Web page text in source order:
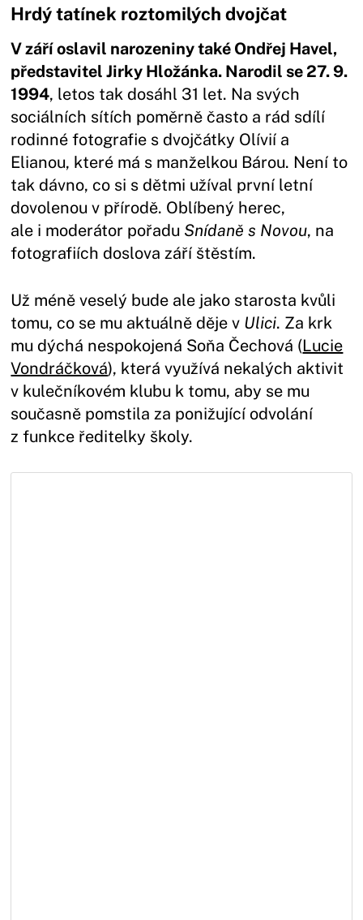
Hrdý tatínek roztomilých dvojčat
V září oslavil narozeniny také Ondřej Havel,
představitel Jirky Hložánka. Narodil se 27. 9.
1994, letos tak dosáhl 31 let. Na svých
sociálních sítích poměrně často a rád sdílí
rodinné fotografie s dvojčátky Olívií a
Elianou, které má s manželkou Bárou. Není to
tak dávno, co si s dětmi užíval první letní
dovolenou v přírodě. Oblíbený herec,
ale i moderátor pořadu Snídaně s Novou, na
fotografiích doslova září štěstím.
Už méně veselý bude ale jako starosta kvůli
tomu, co se mu aktuálně děje v Ulici. Za krk
mu dýchá nespokojená Soňa Čechová (Lucie
Vondráčková), která využívá nekalých aktivit
v kulečníkovém klubu k tomu, aby se mu
současně pomstila za ponižující odvolání
z funkce ředitelky školy.